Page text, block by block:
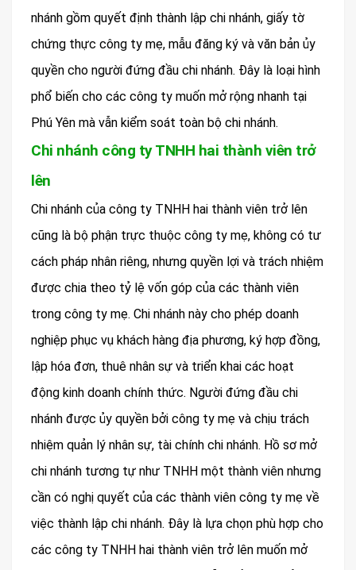
nhánh gồm quyết định thành lập chi nhánh, giấy tờ
chứng thực công ty mẹ, mẫu đăng ký và văn bản ủy
quyền cho người đứng đầu chi nhánh. Đây là loại hình
phổ biến cho các công ty muốn mở rộng nhanh tại
Phú Yên mà vẫn kiểm soát toàn bộ chi nhánh.
Chi nhánh công ty TNHH hai thành viên trở
lên
Chi nhánh của công ty TNHH hai thành viên trở lên
cũng là bộ phận trực thuộc công ty mẹ, không có tư
cách pháp nhân riêng, nhưng quyền lợi và trách nhiệm
được chia theo tỷ lệ vốn góp của các thành viên
trong công ty mẹ. Chi nhánh này cho phép doanh
nghiệp phục vụ khách hàng địa phương, ký hợp đồng,
lập hóa đơn, thuê nhân sự và triển khai các hoạt
động kinh doanh chính thức. Người đứng đầu chi
nhánh được ủy quyền bởi công ty mẹ và chịu trách
nhiệm quản lý nhân sự, tài chính chi nhánh. Hồ sơ mở
chi nhánh tương tự như TNHH một thành viên nhưng
cần có nghị quyết của các thành viên công ty mẹ về
việc thành lập chi nhánh. Đây là lựa chọn phù hợp cho
các công ty TNHH hai thành viên trở lên muốn mở